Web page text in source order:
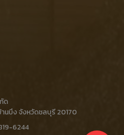
ม
ศษเหล็กหนา ราคาสูง
ษเหล็กหนา
ด
านบึง จังหวัดชลบุรี 20170
6244